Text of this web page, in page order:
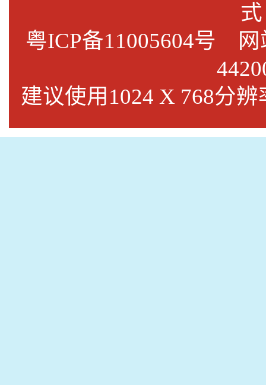
式
粤ICP备11005604号 网
建议使用1024 X 768分